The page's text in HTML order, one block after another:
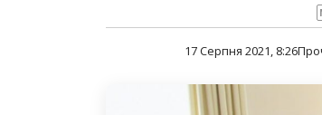
17 Серпня 2021, 8:26